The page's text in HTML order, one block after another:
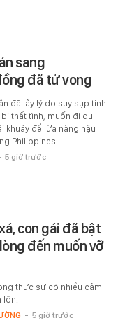
sang
đã tử vong
đã lấy lý do suy sụp tinh
bị thất tình, muốn đi du
khuây để lừa nàng hậu
Philippines.
5 giờ trước
con gái đã bật
đến muốn vỡ
thực sự có nhiều cảm
lộn.
- 5 giờ trước